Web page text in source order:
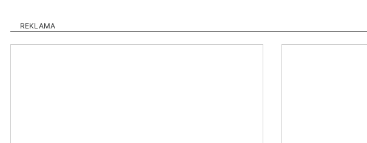
REKLAMA